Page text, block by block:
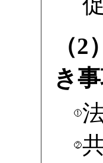
（
き